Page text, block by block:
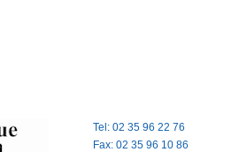
Tel: 02 35 96 22 76
Fax: 02 35 96 10 86